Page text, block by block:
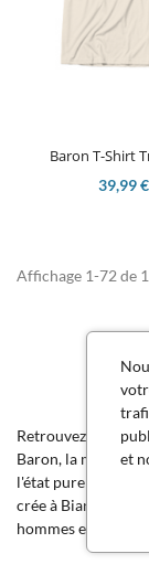
Baron T-Shirt
39,99 €
Affichage 1-72 de
Retrouvez les T-
Baron, la marque
l'état pure !
crée à Biarritz des
hommes et de la
et